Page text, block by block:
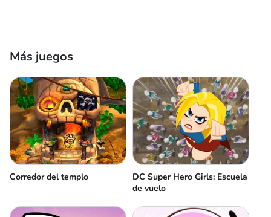
Más juegos
Corredor del templo
DC Super Hero Girls: Escuela
de vuelo